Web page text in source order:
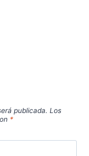
publicada. Los
*